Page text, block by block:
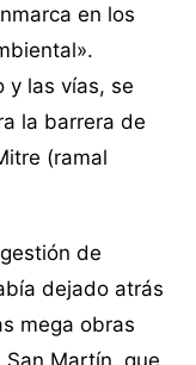
en los
y las vías, se
la barrera de
(ramal
de
dejado atrás
mega obras